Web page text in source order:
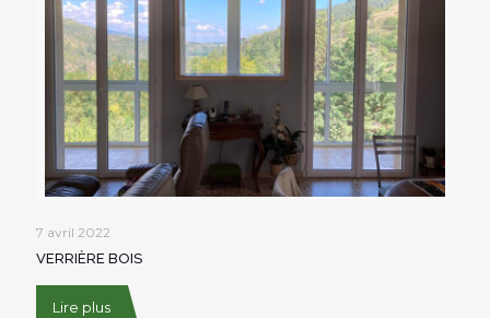
7 avril 2022
VERRIÈRE BOIS
Lire plus